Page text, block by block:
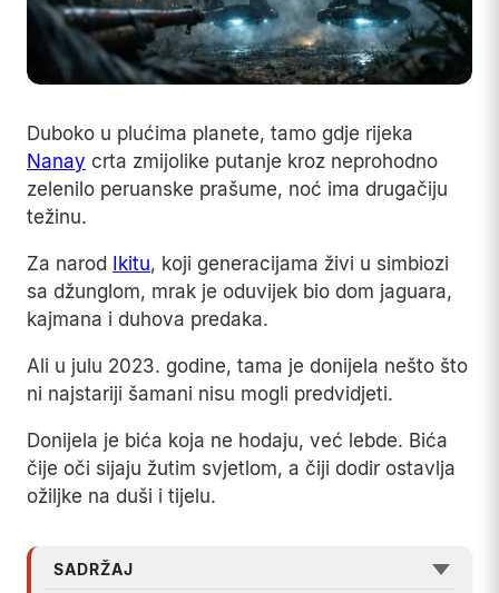
Duboko u plućima planete, tamo gdje rijeka
Nanay crta zmijolike putanje kroz neprohodno
zelenilo peruanske prašume, noć ima drugačiju
težinu.
Za narod Ikitu, koji generacijama živi u simbiozi
sa džunglom, mrak je oduvijek bio dom jaguara,
kajmana i duhova predaka.
Ali u julu 2023. godine, tama je donijela nešto što
ni najstariji šamani nisu mogli predvidjeti.
Donijela je bića koja ne hodaju, već lebde. Bića
čije oči sijaju žutim svjetlom, a čiji dodir ostavlja
ožiljke na duši i tijelu.
SADRŽAJ